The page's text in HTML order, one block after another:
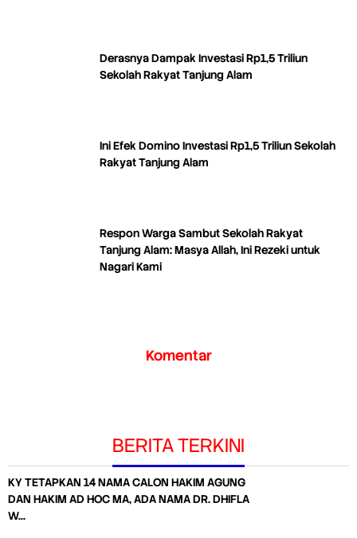
Derasnya Dampak Investasi Rp1,5 Triliun
Sekolah Rakyat Tanjung Alam
Ini Efek Domino Investasi Rp1,5 Triliun Sekolah
Rakyat Tanjung Alam
Respon Warga Sambut Sekolah Rakyat
Tanjung Alam: Masya Allah, Ini Rezeki untuk
Nagari Kami
Komentar
BERITA TERKINI
KY TETAPKAN 14 NAMA CALON HAKIM AGUNG
DAN HAKIM AD HOC MA, ADA NAMA DR. DHIFLA
W…